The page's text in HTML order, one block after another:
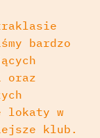
bardzo
oraz
lokaty w
klub.